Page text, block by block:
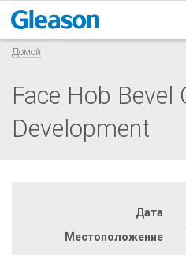
Домой
Face Hob Bevel
Development
Дата
Местоположение